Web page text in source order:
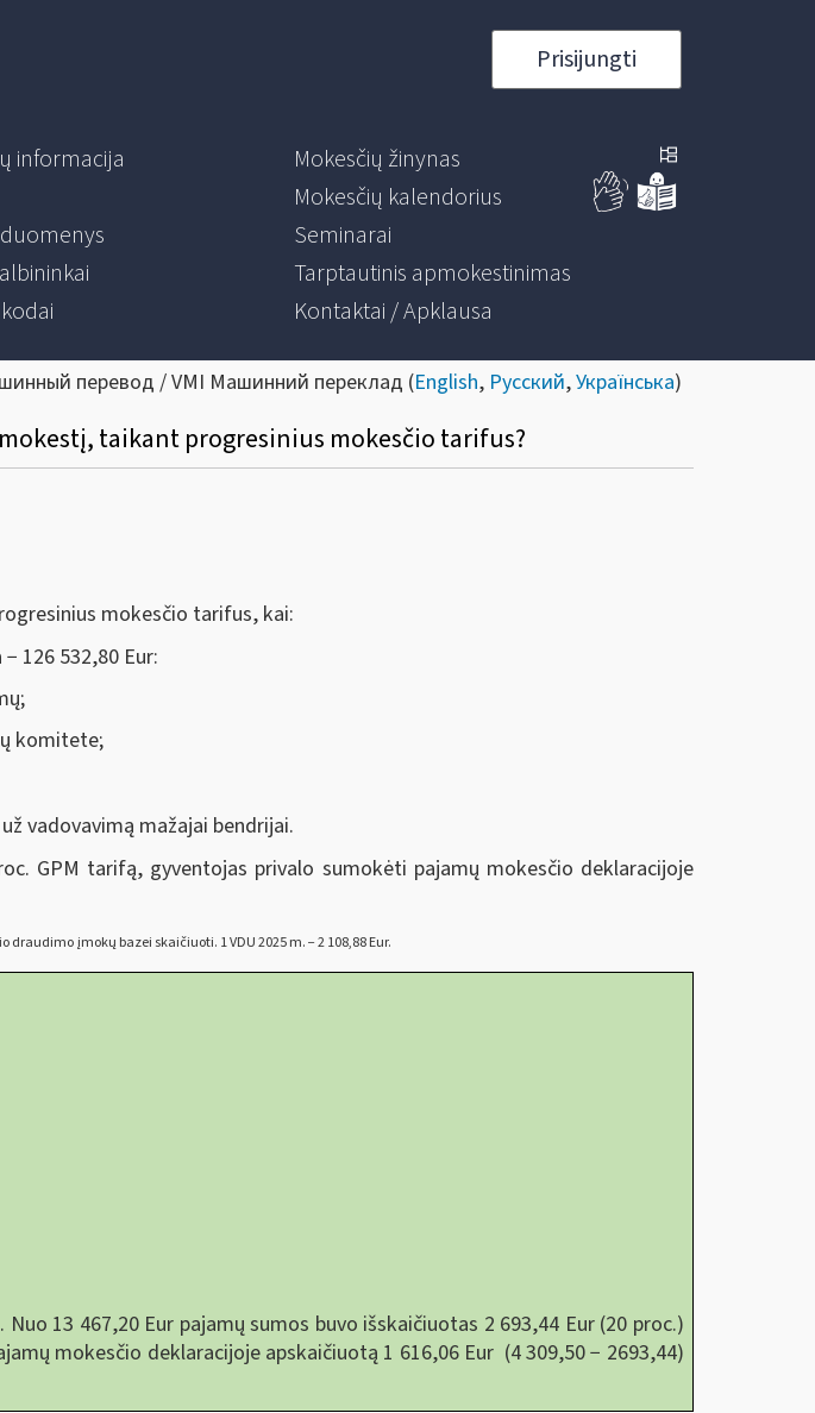
Prisijungti
informacija
Mokesčių žinynas
Mokesčių kalendorius
Seminarai
Tarptautinis apmokestinimas
Kontaktai / Apklausa
перевод / VMI Машинний переклад (English, Русский,Українська)
taikant progresinius mokesčio tarifus?
mokesčio tarifus, kai:
126 532,80 Eur:
komitete;
vadovavimą mažajai bendrijai.
GPM tarifą, gyventojas privalo sumokėti pajamų mokesčio deklaracijoje
įmokų bazei skaičiuoti. 1 VDU 2025 m. − 2 108,88 Eur.
13 467,20 Eur pajamų sumos buvo išskaičiuotas 2 693,44 Eur (20 proc.)
mokesčio deklaracijoje apskaičiuotą 1 616,06 Eur (4 309,50 − 2693,44)